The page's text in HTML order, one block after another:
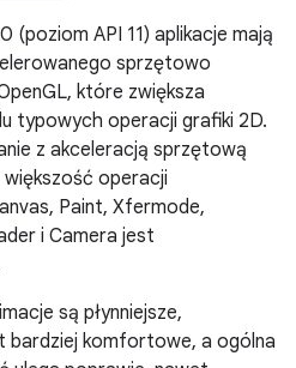
(poziom API 11) aplikacje mają
sprzętowo
które zwiększa
typowych operacji grafiki 2D.
z akceleracją sprzętową
operacji
Paint, Xfermode,
i Camera jest
są płynniejsze,
bardziej komfortowe, a ogólna